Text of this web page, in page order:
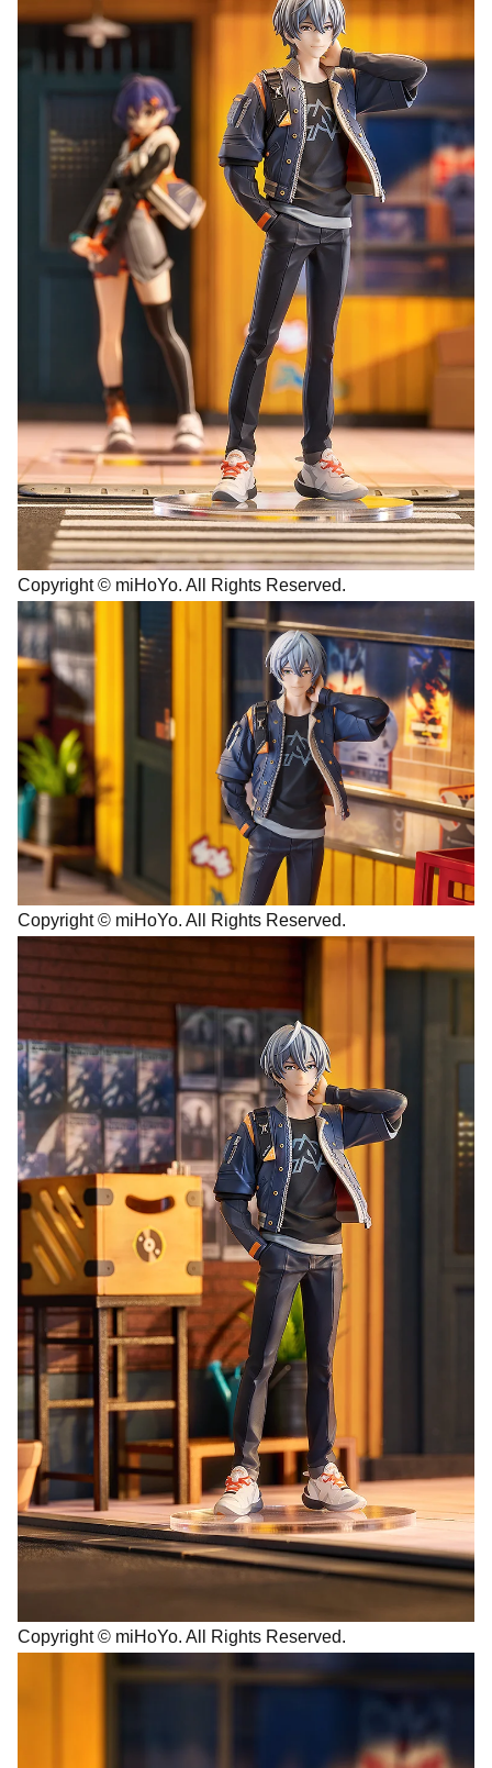
Copyright © miHoYo. All Rights Reserved.
Copyright © miHoYo. All Rights Reserved.
Copyright © miHoYo. All Rights Reserved.